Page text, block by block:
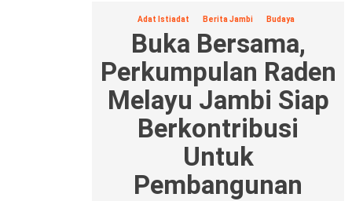
Adat Istiadat Berita Jambi Budaya
Buka Bersama,
Perkumpulan Raden
Melayu Jambi Siap
Berkontribusi
Untuk
Pembangunan